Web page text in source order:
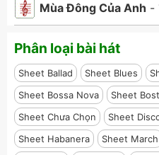
Mùa Đông Của Anh -
Phân loại bài hát
Sheet Ballad Sheet Blues
Sheet Bossa Nova
Sheet
Sheet Chưa Chọn
Sheet
Sheet Habanera
Sheet March